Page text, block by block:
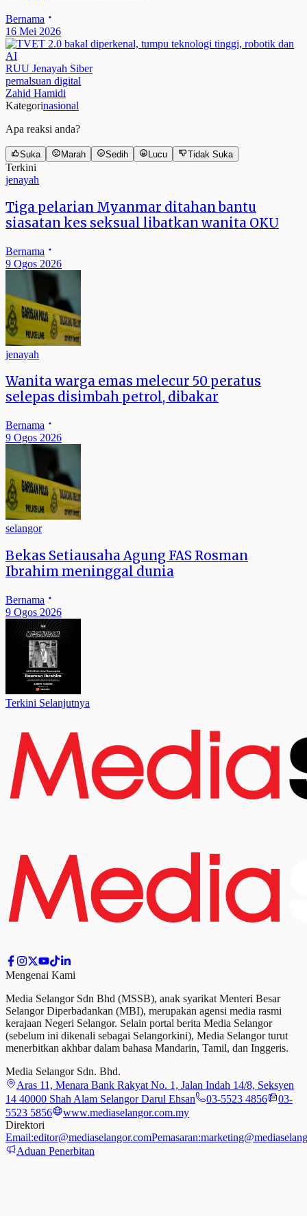
Bernama
16 Mei 2026
RUU Jenayah Siber
pemalsuan digital
Zahid Hamidi
Kategorinasional
Apa reaksi anda?
Suka Marah Sedih Lucu Tidak Suka
Terkini
jenayah
Tiga pelarian Myanmar ditahan bantu
siasatan kes seksual libatkan wanita OKU
Bernama
9 Ogos 2026
jenayah
Wanita warga emas melecur 50 peratus
selepas disimbah petrol, dibakar
Bernama
9 Ogos 2026
selangor
Bekas Setiausaha Agung FAS Rosman
Ibrahim meninggal dunia
Bernama
9 Ogos 2026
Terkini Selanjutnya
Mengenai Kami
Media Selangor Sdn Bhd (MSSB), anak syarikat Menteri Besar
Selangor Diperbadankan (MBI), merupakan agensi media rasmi
kerajaan Negeri Selangor. Selain portal berita Media Selangor
(sebelum ini dikenali sebagai Selangorkini), Media Selangor turut
menerbitkan akhbar dalam bahasa Mandarin, Tamil, dan Inggeris.
Media Selangor Sdn. Bhd.
Aras 11, Menara Bank Rakyat No. 1, Jalan Indah 14/8, Seksyen
14 40000 Shah Alam Selangor Darul Ehsan
03-5523 4856
03-
5523 5856
www.mediaselangor.com.my
Direktori
Email:editor@mediaselangor.comPemasaran:
Aduan Penerbitan